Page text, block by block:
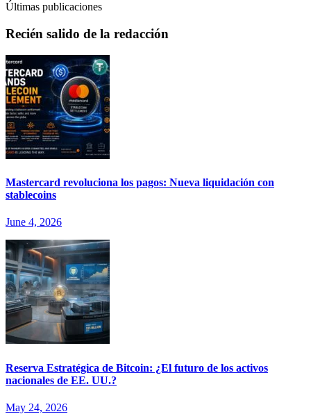
Últimas publicaciones
Recién salido de la redacción
Mastercard revoluciona los pagos: Nueva liquidación con
stablecoins
June 4, 2026
Reserva Estratégica de Bitcoin: ¿El futuro de los activos
nacionales de EE. UU.?
May 24, 2026